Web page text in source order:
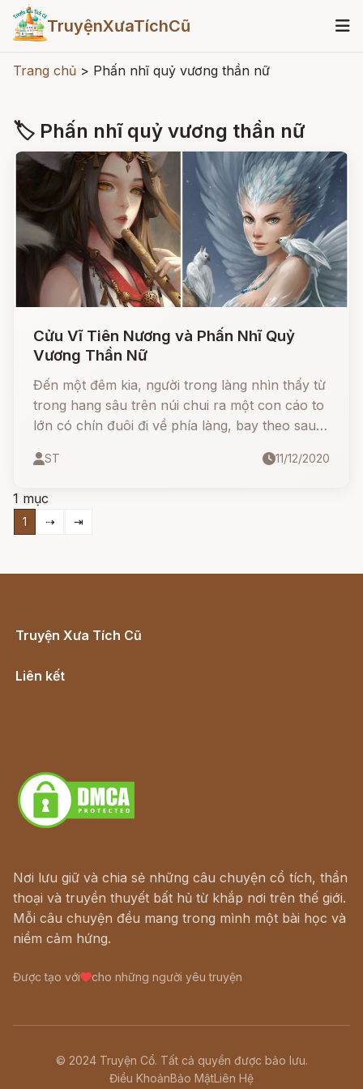
TruyệnXưaTíchCũ
Trang chủ > Phấn nhĩ quỷ vương thần nữ
🏷 Phấn nhĩ quỷ vương thần nữ
Cửu Vĩ Tiên Nương và Phấn Nhĩ Quỷ
Vương Thần Nữ
Đến một đêm kia, người trong làng nhìn thấy từ
trong hang sâu trên núi chui ra một con cáo to
lớn có chín đuôi đi về phía làng, bay theo sau
với bộ lông xù.
ST 11/12/2020
1 mục
1 ⇢ ⇥
Truyện Xưa Tích Cũ
Liên kết
Nơi lưu giữ và chia sẻ những câu chuyện cổ tích, thần
thoại và truyền thuyết bất hủ từ khắp nơi trên thế giới.
Mỗi câu chuyện đều mang trong mình một bài học và
niềm cảm hứng.
Được tạo với cho những người yêu truyện
© 2024 Truyện Cổ. Tất cả quyền được bảo lưu.
Điều KhoảnBảo MậtLiên Hệ